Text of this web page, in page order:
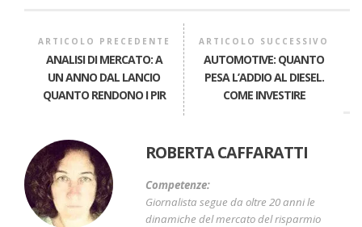
ARTICOLO PRECEDENTE
ANALISI DI MERCATO: A
UN ANNO DAL LANCIO
QUANTO RENDONO I PIR
ARTICOLO SUCCESSIVO
AUTOMOTIVE: QUANTO
PESA L’ADDIO AL DIESEL.
COME INVESTIRE
ROBERTA CAFFARATTI
Competenze:
Giornalista segue da oltre 20 anni le
dinamiche del mercato del risparmio